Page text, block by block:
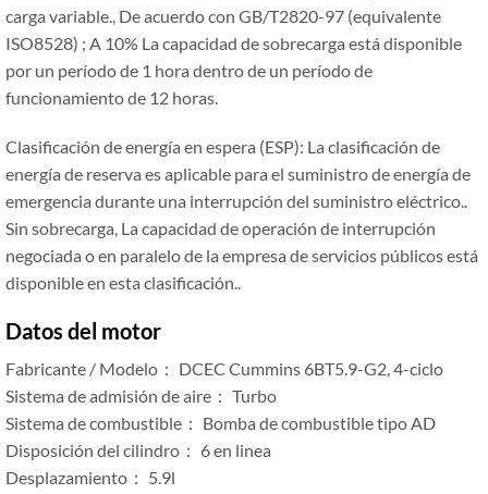
carga variable., De acuerdo con GB/T2820-97 (equivalente
ISO8528) ; A 10% La capacidad de sobrecarga está disponible
por un período de 1 hora dentro de un período de
funcionamiento de 12 horas.
Clasificación de energía en espera (ESP): La clasificación de
energía de reserva es aplicable para el suministro de energía de
emergencia durante una interrupción del suministro eléctrico..
Sin sobrecarga, La capacidad de operación de interrupción
negociada o en paralelo de la empresa de servicios públicos está
disponible en esta clasificación..
Datos del motor
Fabricante / Modelo： DCEC Cummins 6BT5.9-G2, 4-ciclo
Sistema de admisión de aire： Turbo
Sistema de combustible： Bomba de combustible tipo AD
Disposición del cilindro： 6 en linea
Desplazamiento： 5.9l